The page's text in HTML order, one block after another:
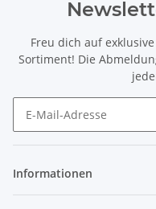
Freu dich auf
Sortiment! Die
Informationen